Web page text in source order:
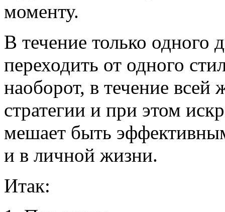
моменту.
В течение только
переходить от одного
наоборот, в течение
стратегии и при этом
мешает быть
и в личной жизни.
Итак: